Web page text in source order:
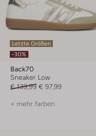
Letzte Größen
-30%
Back70
Sneaker Low
€ 139,99 € 97,99
+ mehr farben